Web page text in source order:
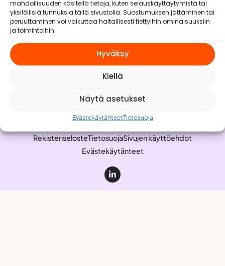
mahdollisuuden käsitellä tietoja, kuten selauskäyttäytymistä tai
yksilöllisiä tunnuksia tällä sivustolla. Suostumuksen jättäminen tai
peruuttaminen voi vaikuttaa haitallisesti tiettyihin ominaisuuksiin
ja toimintoihin.
Hyväksy
Kiellä
Näytä asetukset
EvästekäytänteetTietosuoja
Brändit
Vastuullisuus
Meistä
RekisteriselosteTietosuojaSivujen käyttöehdot
Evästekäytänteet